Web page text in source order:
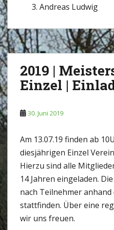
Andreas Ludwig
2019 |
Einzel |
30. Juni 2019
Am 13.07.19 finden ab
diesjährigen Einzel
Hierzu sind alle
14 Jahren eingeladen.
nach Teilnehmer
stattfinden. Über eine
wir uns freuen.